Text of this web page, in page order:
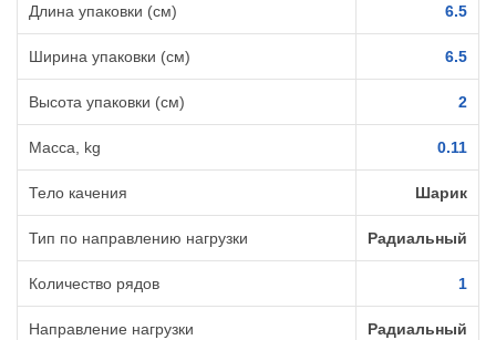
Длина упаковки (см) 6.5
Ширина упаковки (см) 6.5
Высота упаковки (см) 2
Масса, kg 0.11
Тело качения Шарик
Тип по направлению нагрузки Радиальный
Количество рядов 1
Направление нагрузки Радиальный